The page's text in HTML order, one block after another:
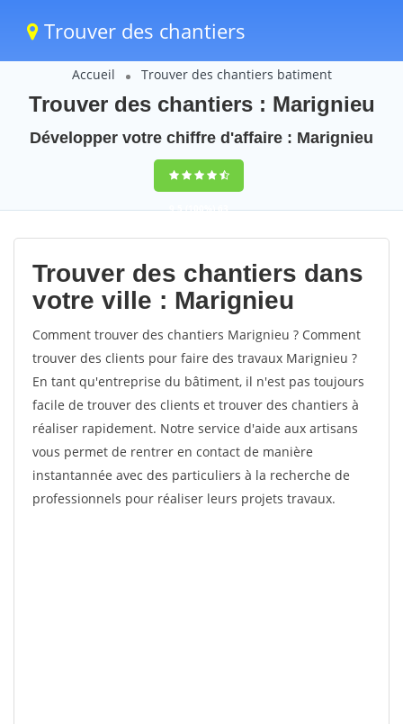
Trouver des chantiers
Accueil Trouver des chantiers batiment
Trouver des chantiers : Marignieu
Développer votre chiffre d'affaire : Marignieu
9,5(100%)63
votes
Trouver des chantiers dans
votre ville : Marignieu
Comment trouver des chantiers Marignieu ? Comment
trouver des clients pour faire des travaux Marignieu ?
En tant qu'entreprise du bâtiment, il n'est pas toujours
facile de trouver des clients et trouver des chantiers à
réaliser rapidement. Notre service d'aide aux artisans
vous permet de rentrer en contact de manière
instantannée avec des particuliers à la recherche de
professionnels pour réaliser leurs projets travaux.